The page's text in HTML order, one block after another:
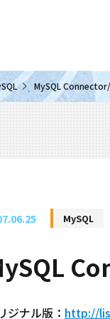
MySQL Connector/
MySQL
ジナル版： http://